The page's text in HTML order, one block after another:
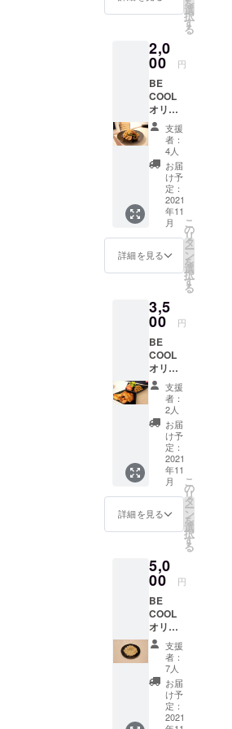
たいこと、
ものが見つ
かった時、
もしくは実
行する時、
そんな時に
万全な状態
で臨めるこ
とは凄く大
切でかっこ
いいことで
す。
そんな人々
の背中を押
自分で挑戦
栄養士とし
てみなさん
に貢献でき
たらいいな
と思ってお
よろしくお
願いいたし
ます。
カード
ととも
送りさ
せて頂
きま
す。 ※
送料込
の金額
になり
ます。
選
択
す
る
2,0
00 円
BE
COOL
オリジ
ナルブ
ランド
食器 丸
皿 1枚
食器は
パッ
ケー
ジ・お
礼の
メッ
セージ
カード
ととも
送りさ
せて頂
きま
す。 ※
送料込
の金額
になり
ます。
支援
者：
4人
お届
け予
定：
2021
年11
月
詳細を見る
こ
の
リ
タ
ー
ン
を
選
択
す
る
3,5
00 円
BE
COOL
オリジ
ナルブ
ランド
食器 ロ
ゴ皿 1
はパッ
ケー
ジ・お
礼の
メッ
セージ
カード
ととも
送りさ
せて頂
きま
す。 ※
送料込
の金額
になり
ます。
支援
者：
2人
お届
け予
定：
2021
年11
月
詳細を見る
こ
の
リ
タ
ー
ン
を
選
択
す
る
5,0
00 円
BE
COOL
オリジ
ナルブ
ランド
食器 丸
皿 2枚
角皿1枚
食器は
パッ
支援
者：
7人
お届
け予
定：
2021